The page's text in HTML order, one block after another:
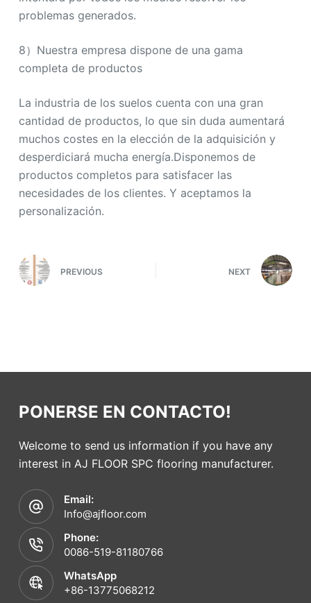
problemas generados.
8）Nuestra empresa dispone de una gama
completa de productos
La industria de los suelos cuenta con una gran
cantidad de productos, lo que sin duda aumentará
muchos costes en la elección de la adquisición y
desperdiciará mucha energía.Disponemos de
productos completos para satisfacer las
necesidades de los clientes. Y aceptamos la
personalización.
PREVIOUS NEXT
PONERSE EN CONTACTO!
Welcome to send us information if you have any
interest in AJ FLOOR SPC flooring manufacturer.
Email:
Info@ajfloor.com
Phone:
0086-519-81180766
WhatsApp
+86-13775068212